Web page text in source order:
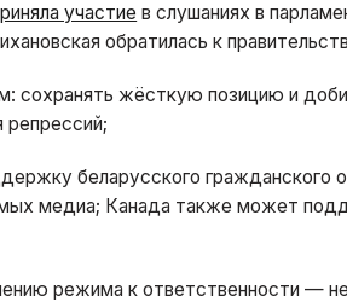
участие в слушаниях в
обратилась к
сохранять жёсткую позицию и
репрессий;
беларусского гражданского
медиа; Канада также может
режима к ответственности — не